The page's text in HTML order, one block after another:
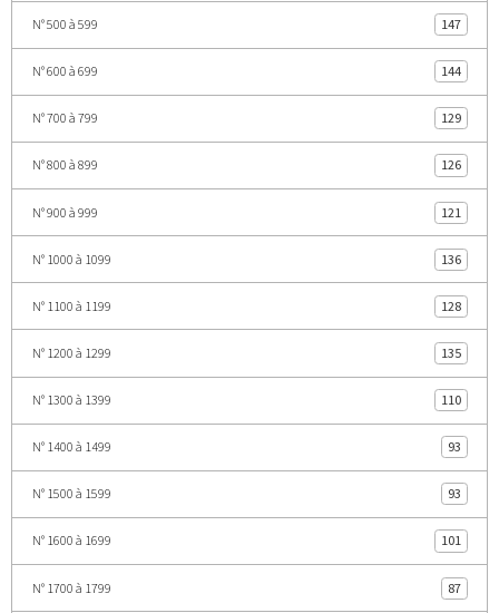
N° 500 à 599 147
N° 600 à 699 144
N° 700 à 799 129
N° 800 à 899 126
N° 900 à 999 121
N° 1000 à 1099 136
N° 1100 à 1199 128
N° 1200 à 1299 135
N° 1300 à 1399 110
N° 1400 à 1499 93
N° 1500 à 1599 93
N° 1600 à 1699 101
N° 1700 à 1799 87